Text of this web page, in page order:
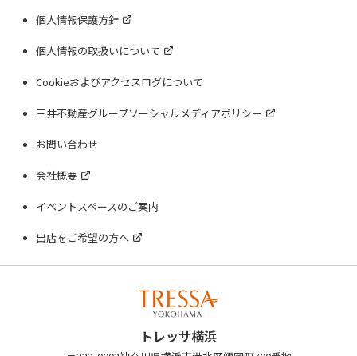
個人情報保護方針
個人情報の取扱いについて
Cookieおよびアクセスログについて
三井不動産グループソーシャルメディアポリシー
お問い合わせ
会社概要
イベントスペースのご案内
出店をご希望の方へ
トレッサ横浜